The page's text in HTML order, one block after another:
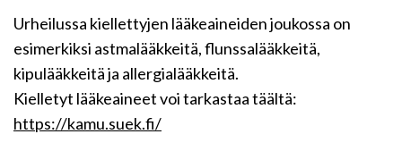
Urheilussa kiellettyjen lääkeaineiden joukossa on
esimerkiksi astmalääkkeitä, flunssalääkkeitä,
kipulääkkeitä ja allergialääkkeitä.
Kielletyt lääkeaineet voi tarkastaa täältä:
https://kamu.suek.fi/